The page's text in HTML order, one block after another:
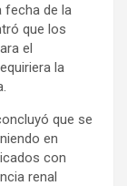
fecha de la
que los
el
la
que se
en
con
renal